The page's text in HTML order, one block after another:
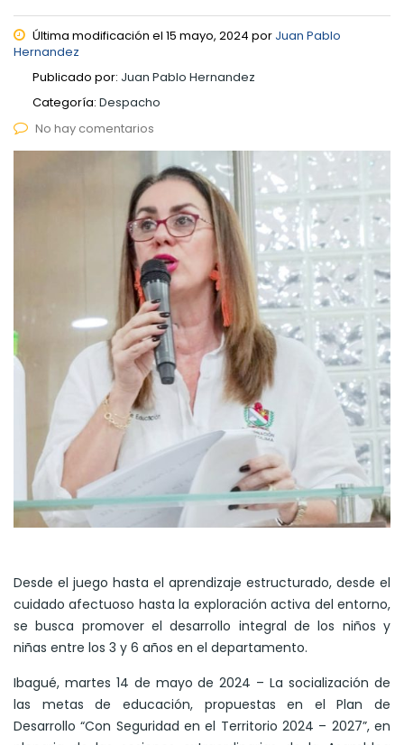
Última modificación el 15 mayo, 2024 por Juan Pablo
Hernandez
Publicado por: Juan Pablo Hernandez
Categoría: Despacho
No hay comentarios
Desde el juego hasta el aprendizaje estructurado, desde el
cuidado afectuoso hasta la exploración activa del entorno,
se busca promover el desarrollo integral de los niños y
niñas entre los 3 y 6 años en el departamento.
Ibagué, martes 14 de mayo de 2024 – La socialización de
las metas de educación, propuestas en el Plan de
Desarrollo “Con Seguridad en el Territorio 2024 – 2027”, en